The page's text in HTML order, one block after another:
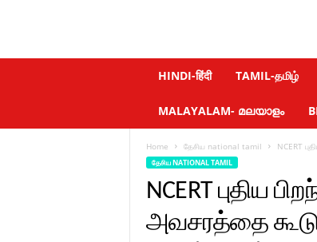
HINDI-हिंदी TAMIL-தமிழ்
MALAYALAM- മലയാളം
Home தேசிய national tamil NCERT
தேசிய NATIONAL TAMIL
NCERT புதிய
அவசரத்தை